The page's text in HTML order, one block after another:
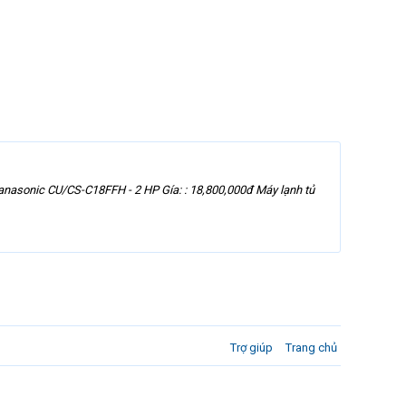
CU/CS-C18FFH - 2 HP Gía: : 18,800,000đ Máy lạnh tủ
Trợ giúp Trang chủ